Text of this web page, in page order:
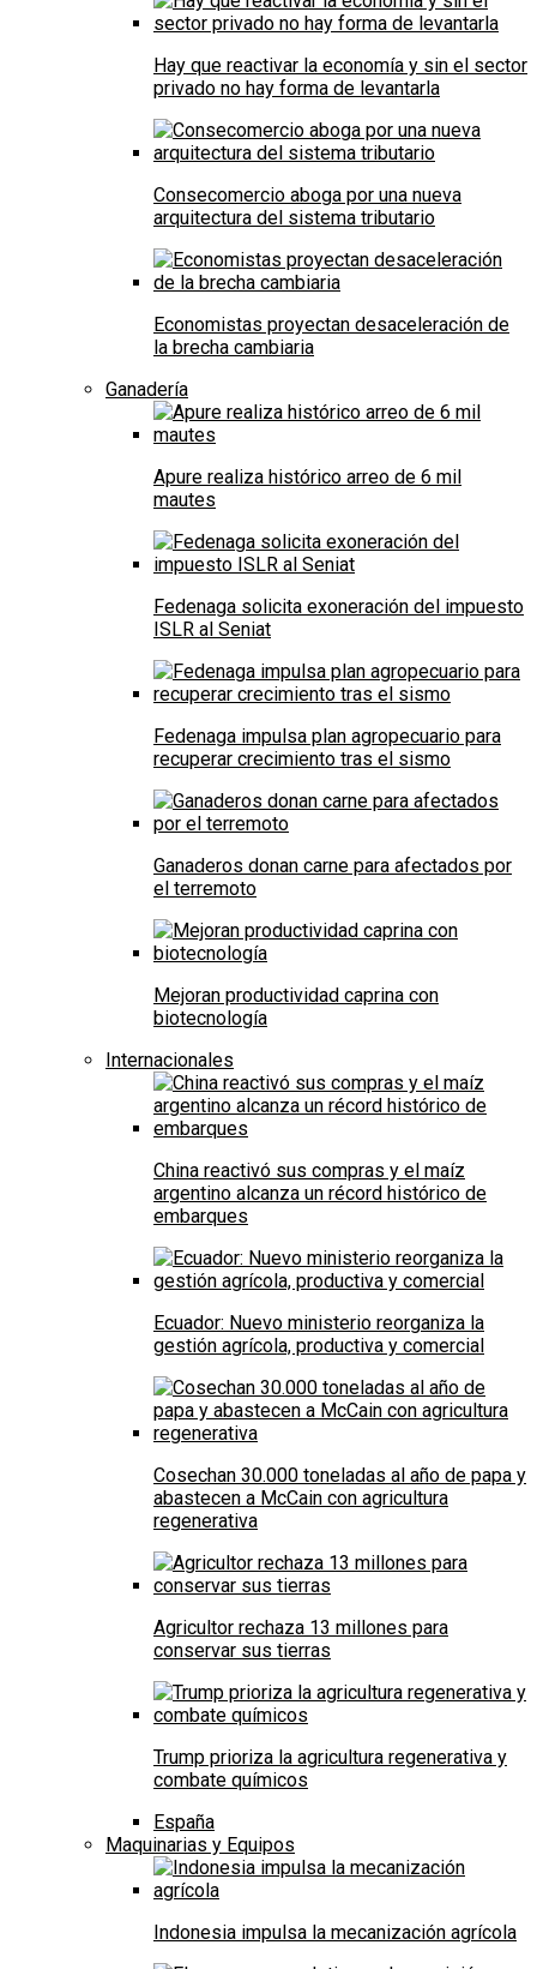
Hay que reactivar la economía y sin el sector
privado no hay forma de levantarla
Consecomercio aboga por una nueva
arquitectura del sistema tributario
Economistas proyectan desaceleración de
la brecha cambiaria
Ganadería
Apure realiza histórico arreo de 6 mil
mautes
Fedenaga solicita exoneración del impuesto
ISLR al Seniat
Fedenaga impulsa plan agropecuario para
recuperar crecimiento tras el sismo
Ganaderos donan carne para afectados por
el terremoto
Mejoran productividad caprina con
biotecnología
Internacionales
China reactivó sus compras y el maíz
argentino alcanza un récord histórico de
embarques
Ecuador: Nuevo ministerio reorganiza la
gestión agrícola, productiva y comercial
Cosechan 30.000 toneladas al año de papa y
abastecen a McCain con agricultura
regenerativa
Agricultor rechaza 13 millones para
conservar sus tierras
Trump prioriza la agricultura regenerativa y
combate químicos
España
Maquinarias y Equipos
Indonesia impulsa la mecanización agrícola